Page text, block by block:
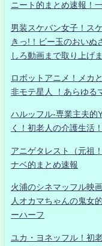
ニート的まとめ速報！
男装スケバン女子！ス
きっ!！ビー玉のおい
しろ動画まで取り上げ
ロボットアニメ！メカ
非モテ星人 ！あらゆる
ハルッフル-専業主夫的
く！初老人の介護生活
アニゲタレスト（元祖
ナベ的まとめ速報
火浦のシネマッフル映
人オカマちゃんの鬼女
ーハーフ
ユカ・ヨネッフル！初